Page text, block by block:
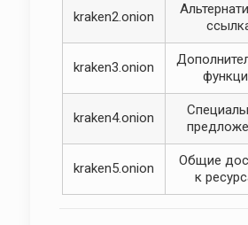
kraken2.onion
kraken3.onion
kraken4.onion
kraken5.onion
Общие
к